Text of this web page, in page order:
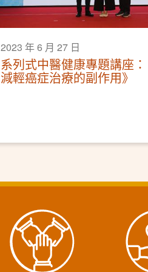
2023 年 6 月 27 日
系列式中醫健康專題講座
減輕癌症治療的副作用》